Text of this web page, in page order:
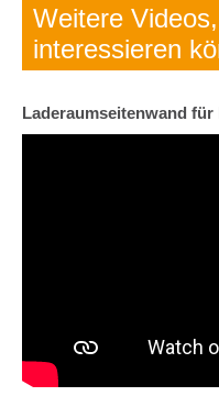
Weitere
interessieren
Laderaumseitenwand für